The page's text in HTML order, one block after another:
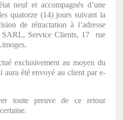
neuf et accompagnés d’une
quatorze (14) jours suivant la
de rétractation à l’adresse
SARL, Service Clients, 17
rue
exclusivement au moyen du
aura été envoyé au client par e-
toute preuve de ce retour